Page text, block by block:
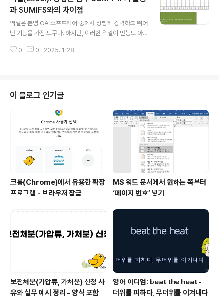
$5:$C$29=H5)*((($D$5:$D$29="노트북")+($E
$5:$E$29"서울")*($E$5:$E$29"인천")*($E$5:$E
$29"경기"))>0)*($F$5:$F$29)) [이름 관리자를 활용
하는 경우] =SUMPRODUCT((판매자=H14)*(((판매상
품="노트북")+(판매지역"서울")..
과 SUMIFS와의 차이점
엑셀은 분명 OA 소프트웨어 중에서 상당히 강력하고 뛰어
난 기능을 가진 도구다. 하지만, 이러한 엑셀이 만능도 아니
히나, 엑셀의 함수는 Access의 쿼리(Query)를 사용하는
를 구하는 SUMIFS 함수에 대하여 다룬 적이 있다. 그러면
서 중복함수 SUMIF에 대해서도 잠깐 언급한 적이 있는데,
이번에 이에 대하여 이야기 해 보려 한다. 우선 명칭에 대해
서 이야기 할 필요가 있는데, 1990년대말이나 2000년대
초반까지는 이를 중복함수 SUMIF라고 칭했는데, 요즘은
0 0 2025. 1. 28.
이 블로그 인기글
크롬(Chrome)에서 유용한 확장
프로그램 - 브라우저 잠금
MS 워드 문서에서 원하는 쪽부터
‘페이지 번호’ 넣기
보전처분(가압류, 가처분) 신청 사
유와 실무 예시 정리 – 양식 포함
영어 이디엄: beat the heat -
더위를 피하다, 무더위를 이겨내다